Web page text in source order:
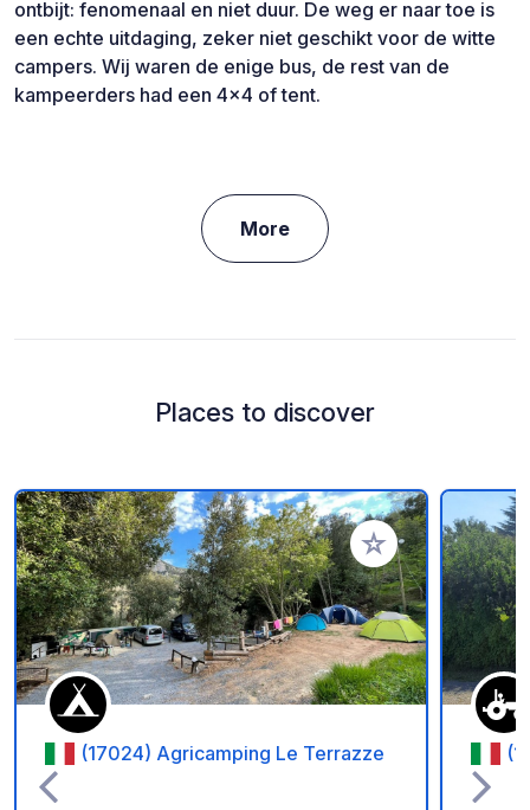
ontbijt: fenomenaal en niet duur. De weg er naar toe is
een echte uitdaging, zeker niet geschikt voor de witte
campers. Wij waren de enige bus, de rest van de
kampeerders had een 4x4 of tent.
More
Places to discover
Add to your
(17024) Agricamping Le Terrazze